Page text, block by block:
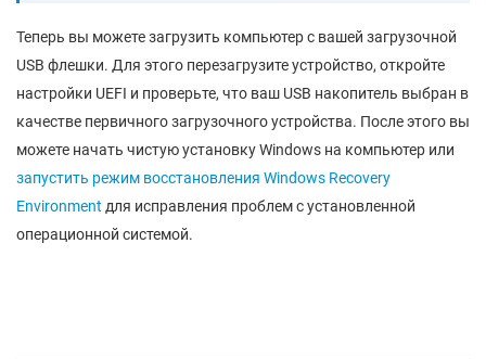
Теперь вы можете загрузить компьютер с вашей загрузочной
USB флешки. Для этого перезагрузите устройство, откройте
настройки UEFI и проверьте, что ваш USB накопитель выбран в
качестве первичного загрузочного устройства. После этого вы
можете начать чистую установку Windows на компьютер или
запустить режим восстановления Windows Recovery
Environment для исправления проблем с установленной
операционной системой.